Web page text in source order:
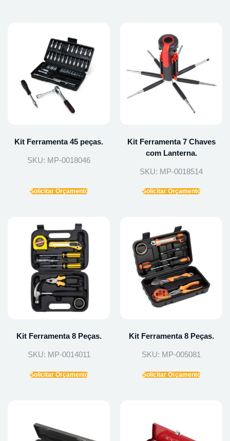
Kit Ferramenta 45 peças.
SKU: MP-0018046
Solicitar Orçamento
Kit Ferramenta 7 Chaves
com Lanterna.
SKU: MP-0018514
Solicitar Orçamento
Kit Ferramenta 8 Peças.
SKU: MP-0014011
Solicitar Orçamento
Kit Ferramenta 8 Peças.
SKU: MP-005081
Solicitar Orçamento